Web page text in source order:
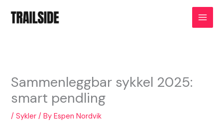
Sammenleggbar sykkel 2025:
smart pendling
/Sykler / ByEspen Nordvik